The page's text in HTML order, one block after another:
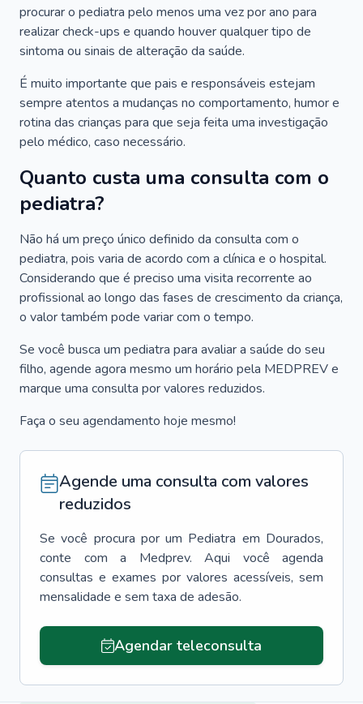
procurar o pediatra pelo menos uma vez por ano para
realizar check-ups e quando houver qualquer tipo de
sintoma ou sinais de alteração da saúde.
É muito importante que pais e responsáveis estejam
sempre atentos a mudanças no comportamento, humor e
rotina das crianças para que seja feita uma investigação
pelo médico, caso necessário.
Quanto custa uma consulta com o
pediatra?
Não há um preço único definido da consulta com o
pediatra, pois varia de acordo com a clínica e o hospital.
Considerando que é preciso uma visita recorrente ao
profissional ao longo das fases de crescimento da criança,
o valor também pode variar com o tempo.
Se você busca um pediatra para avaliar a saúde do seu
filho, agende agora mesmo um horário pela MEDPREV e
marque uma consulta por valores reduzidos.
Faça o seu agendamento hoje mesmo!
Agende uma consulta com valores
reduzidos
Se você procura por um Pediatra em Dourados,
conte com a Medprev. Aqui você agenda
consultas e exames por valores acessíveis, sem
mensalidade e sem taxa de adesão.
Agendar teleconsulta